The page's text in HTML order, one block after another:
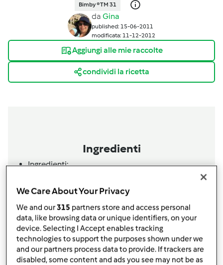
Bimby ® TM 31
da Gina
published: 15-06-2011
modificata: 11-12-2012
Aggiungi alle mie raccolte
condividi la ricetta
Ingredienti
Ingredienti:
250gdi carote,a tocchi
150gdi spinaci,solo le foglie
650g di petto di pollo,a tocchi
sale e pepe
100gdi scamorza,a dadini piccoli
2uova
We Care About Your Privacy
We and our315 partners store and access personal
data, like browsing data or unique identifiers, on your
device. Selecting I Accept enables tracking
technologies to support the purposes shown under we
and our partners process data to provide. If trackers are
disabled, some content and ads you see may not be as